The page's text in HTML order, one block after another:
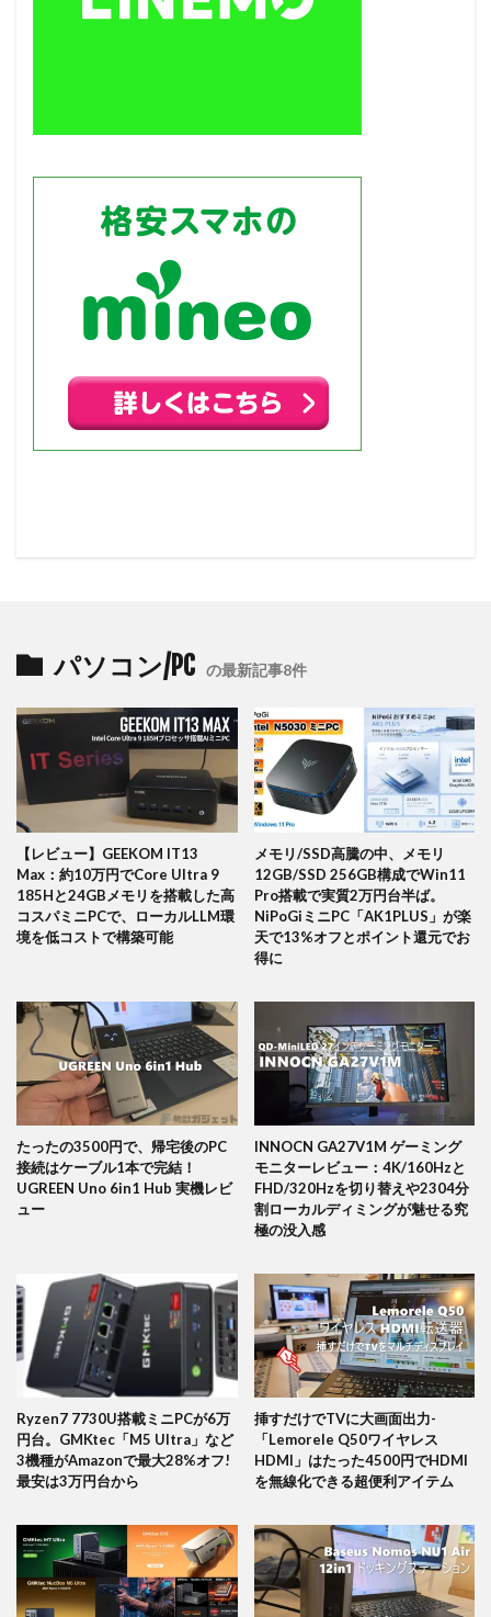
パソコン/PC の最新記事8件
【レビュー】GEEKOM IT13
Max：約10万円でCore Ultra 9
185Hと24GBメモリを搭載した高
コスパミニPCで、ローカルLLM環
境を低コストで構築可能
メモリ/SSD高騰の中、メモリ
12GB/SSD 256GB構成でWin11
Pro搭載で実質2万円台半ば。
NiPoGiミニPC「AK1PLUS」が楽
天で13%オフとポイント還元でお
得に
たったの3500円で、帰宅後のPC
接続はケーブル1本で完結！
UGREEN Uno 6in1 Hub 実機レビ
ュー
INNOCN GA27V1M ゲーミング
モニターレビュー：4K/160Hzと
FHD/320Hzを切り替えや2304分
割ローカルディミングが魅せる究
極の没入感
Ryzen7 7730U搭載ミニPCが6万
円台。GMKtec「M5 Ultra」など
3機種がAmazonで最大28%オフ!
最安は3万円台から
挿すだけでTVに大画面出力-
「Lemorele Q50ワイヤレス
HDMI」はたった4500円でHDMI
を無線化できる超便利アイテム